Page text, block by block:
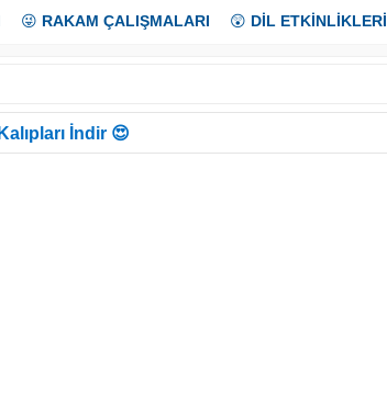
😜 RAKAM ÇALIŞMALARI 😲 DİL ETKİNLİKLERİ
İndir 😍